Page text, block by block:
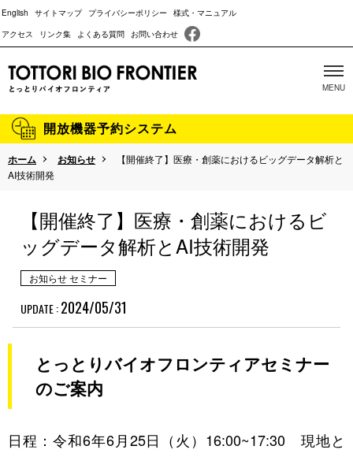
English サイトマップ プライバシーポリシー
様式・マニュアル
アクセス
リンク集 よくある質問 お問い合わせ
当施設について
成果報告
パンフレット
アクセス
開放機器予約システム
ホーム お知らせ
【開催終了】医療・創薬におけるビッグデータ解析と
AI技術開発
【開催終了】医療・創薬におけるビ
ッグデータ解析とAI技術開発
お知らせ セミナー
UPDATE :2024/05/31
とっとりバイオフロンティアセミナー
のご案内
日程：令和6年6月25日（火）16:00~17:30 現地と